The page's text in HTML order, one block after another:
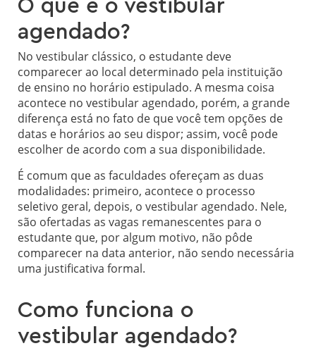
O que é o vestibular
agendado?
No vestibular clássico, o estudante deve
comparecer ao local determinado pela instituição
de ensino no horário estipulado. A mesma coisa
acontece no vestibular agendado, porém, a grande
diferença está no fato de que você tem opções de
datas e horários ao seu dispor; assim, você pode
escolher de acordo com a sua disponibilidade.
É comum que as faculdades ofereçam as duas
modalidades: primeiro, acontece o processo
seletivo geral, depois, o vestibular agendado. Nele,
são ofertadas as vagas remanescentes para o
estudante que, por algum motivo, não pôde
comparecer na data anterior, não sendo necessária
uma justificativa formal.
Como funciona o
vestibular agendado?